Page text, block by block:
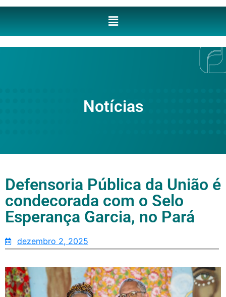
Notícias
Defensoria Pública da União é
condecorada com o Selo
Esperança Garcia, no Pará
dezembro 2, 2025